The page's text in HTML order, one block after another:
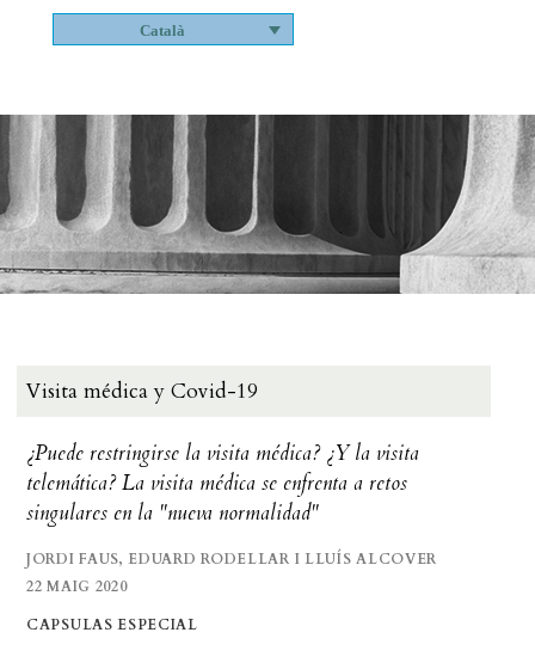
Català
Visita médica y Covid-19
¿Puede restringirse la visita médica? ¿Y la visita
telemática? La visita médica se enfrenta a retos
singulares en la "nueva normalidad"
JORDI FAUS, EDUARD RODELLAR I LLUÍS ALCOVER
22 MAIG 2020
CAPSULAS ESPECIAL